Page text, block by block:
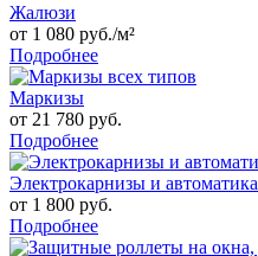
Жалюзи
от 1 080 руб./м²
Подробнее
Маркизы
от 21 780 руб.
Подробнее
Электрокарнизы и автоматика
от 1 800 руб.
Подробнее